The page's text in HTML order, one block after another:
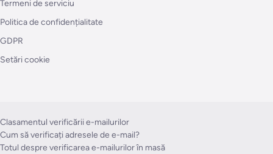
Termeni de serviciu
Politica de confidențialitate
GDPR
Setări cookie
Clasamentul verificării e-mailurilor
Cum să verificați adresele de e-mail?
Totul despre verificarea e-mailurilor în masă